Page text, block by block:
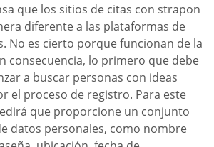
que los sitios de citas con strapon
diferente a las plataformas de
No es cierto porque funcionan de la
consecuencia, lo primero que debe
a buscar personas con ideas
el proceso de registro. Para este
que proporcione un conjunto
datos personales, como nombre